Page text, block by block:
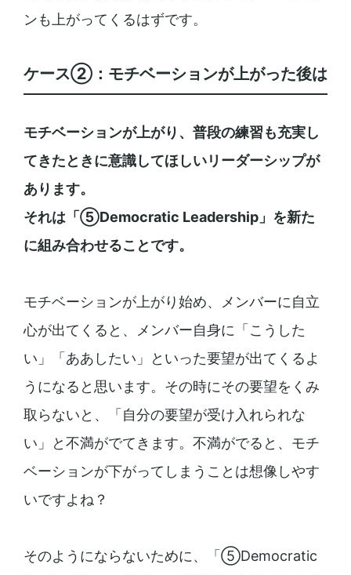
ンも上がってくるはずです。
ケース②：モチベーションが上がった後は
モチベーションが上がり、普段の練習も充実し
てきたときに意識してほしいリーダーシップが
あります。
それは「⑤Democratic Leadership」を新た
に組み合わせることです。
モチベーションが上がり始め、メンバーに自立
心が出てくると、メンバー自身に「こうした
い」「ああしたい」といった要望が出てくるよ
うになると思います。その時にその要望をくみ
取らないと、「自分の要望が受け入れられな
い」と不満がでてきます。不満がでると、モチ
ベーションが下がってしまうことは想像しやす
いですよね？
そのようにならないために、「⑤Democratic